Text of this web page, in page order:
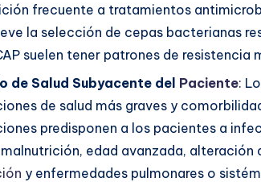
frecuente a tratamientos
la selección de cepas bacterianas
suelen tener patrones de resistencia
de Salud Subyacente del Paciente:
de salud más graves y
predisponen a los pacientes a
edad avanzada,
y enfermedades pulmonares o